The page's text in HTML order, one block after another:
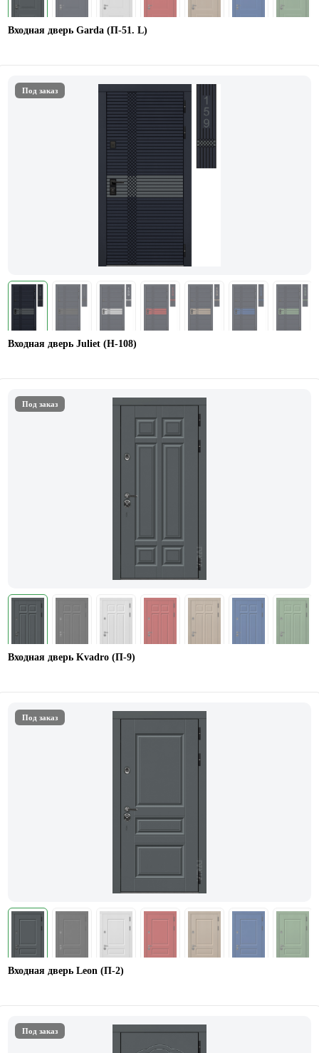
Входная дверь Garda (П-51. L)
Под заказ
Входная дверь Juliet (Н-108)
Под заказ
Входная дверь Kvadro (П-9)
Под заказ
Входная дверь Leon (П-2)
Под заказ